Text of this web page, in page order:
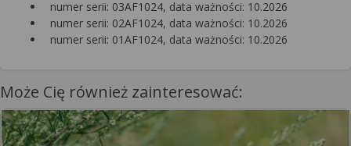
numer serii: 03AF1024, data ważności: 10.2026
numer serii: 02AF1024, data ważności: 10.2026
numer serii: 01AF1024, data ważności: 10.2026
Może Cię również zainteresować: